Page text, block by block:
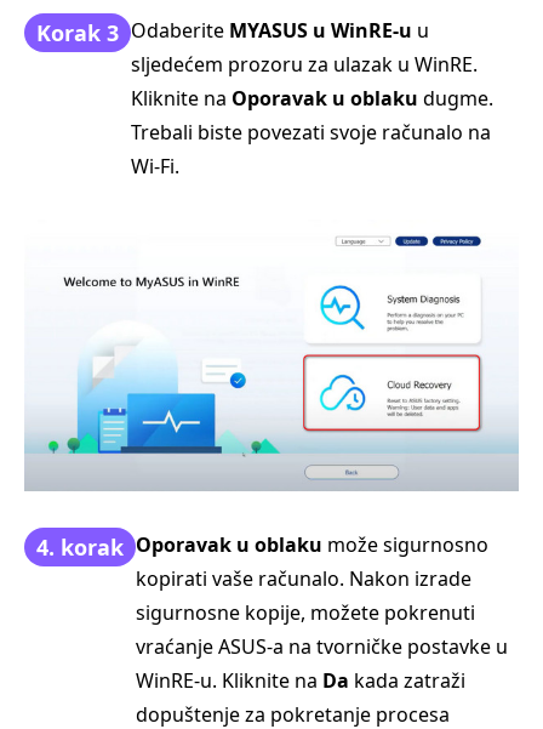
Korak 3 Odaberite MYASUS u WinRE-u u
sljedećem prozoru za ulazak u WinRE.
Kliknite na Oporavak u oblaku dugme.
Trebali biste povezati svoje računalo na
Wi-Fi.
4. korak Oporavak u oblaku može sigurnosno
kopirati vaše računalo. Nakon izrade
sigurnosne kopije, možete pokrenuti
vraćanje ASUS-a na tvorničke postavke u
WinRE-u. Kliknite na Da kada zatraži
dopuštenje za pokretanje procesa